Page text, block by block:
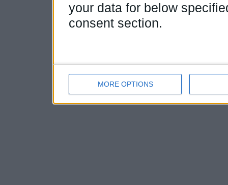
your data for below
consent section.
MORE OPTIONS